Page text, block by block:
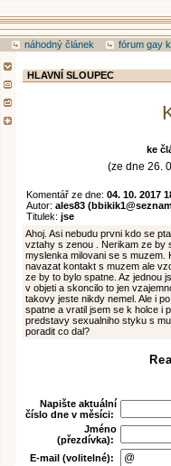
náhodný článek fórum gay
HLAVNÍ SLOUPEC
ke
(ze dne 26.
Komentář ze dne: 04. 10. 2017
Autor: ales83
Titulek: jse
Ahoj. Asi nebudu prvni kdo se
vztahy s zenou . Nerikam ze by
myslenka milovani se s muzem.
navazat kontakt s muzem ale
ze by to bylo spatne. Az jednou
v objeti a skoncilo to jen
takovy jeste nikdy nemel. Ale i
spatne a vratil jsem se k holce i
predstavy sexualniho styku s
poradit co dal?
Napište aktuální
číslo dne v měsíci:
Jméno
(přezdívka):
E-mail (volitelné):